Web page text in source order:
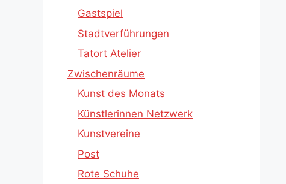
Gastspiel
Stadtverführungen
Tatort Atelier
Zwischenräume
Kunst des Monats
Künstlerinnen Netzwerk
Kunstvereine
Post
Rote Schuhe